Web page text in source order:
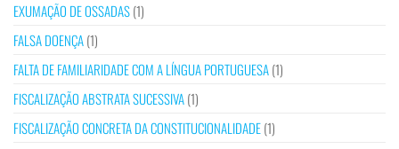
EXUMAÇÃO DE OSSADAS(1)
FALSA DOENÇA(1)
FALTA DE FAMILIARIDADE COM A LÍNGUA PORTUGUESA(1)
FISCALIZAÇÃO ABSTRATA SUCESSIVA(1)
FISCALIZAÇÃO CONCRETA DA CONSTITUCIONALIDADE(1)